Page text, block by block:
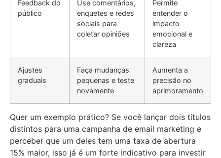
Feedback do
público
Use comentários,
enquetes e redes
sociais para
coletar opiniões
Permite
entender o
impacto
emocional e
clareza
Ajustes
graduais
Faça mudanças
pequenas e teste
novamente
Aumenta a
precisão no
aprimoramento
Quer um exemplo prático? Se você lançar dois títulos
distintos para uma campanha de email marketing e
perceber que um deles tem uma taxa de abertura
15% maior, isso já é um forte indicativo para investir